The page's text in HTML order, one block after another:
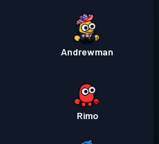
Andrewman
Rimo